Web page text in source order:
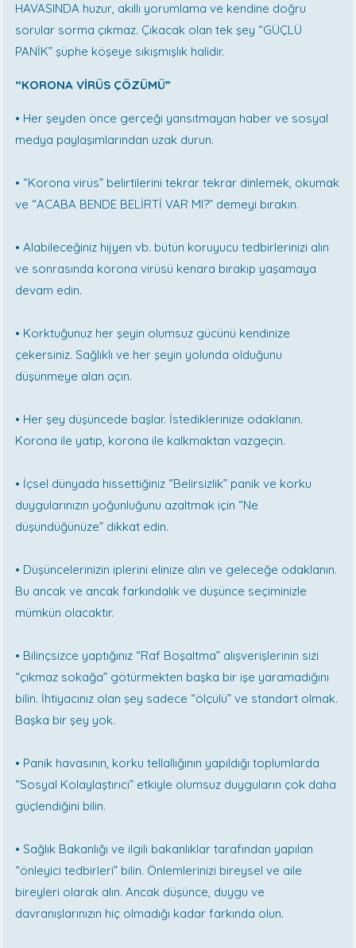
HAVASINDA huzur, akıllı yorumlama ve kendine doğru
sorular sorma çıkmaz. Çıkacak olan tek şey “GÜÇLÜ
PANİK” şüphe köşeye sıkışmışlık halidir.
“KORONA VİRÜS ÇÖZÜMÜ”
• Her şeyden önce gerçeği yansıtmayan haber ve sosyal
medya paylaşımlarından uzak durun.
• “Korona virüs” belirtilerini tekrar tekrar dinlemek, okumak
ve “ACABA BENDE BELİRTİ VAR MI?” demeyi bırakın.
• Alabileceğiniz hijyen vb. bütün koruyucu tedbirlerinizi alın
ve sonrasında korona virüsü kenara bırakıp yaşamaya
devam edin.
• Korktuğunuz her şeyin olumsuz gücünü kendinize
çekersiniz. Sağlıklı ve her şeyin yolunda olduğunu
düşünmeye alan açın.
• Her şey düşüncede başlar. İstediklerinize odaklanın.
Korona ile yatıp, korona ile kalkmaktan vazgeçin.
• İçsel dünyada hissettiğiniz “Belirsizlik” panik ve korku
duygularınızın yoğunluğunu azaltmak için “Ne
düşündüğünüze” dikkat edin.
• Düşüncelerinizin iplerini elinize alın ve geleceğe odaklanın.
Bu ancak ve ancak farkındalık ve düşünce seçiminizle
mümkün olacaktır.
• Bilinçsizce yaptığınız “Raf Boşaltma” alışverişlerinin sizi
“çıkmaz sokağa” götürmekten başka bir işe yaramadığını
bilin. İhtiyacınız olan şey sadece “ölçülü” ve standart olmak.
Başka bir şey yok.
• Panik havasının, korku tellallığının yapıldığı toplumlarda
“Sosyal Kolaylaştırıcı” etkiyle olumsuz duyguların çok daha
güçlendiğini bilin.
• Sağlık Bakanlığı ve ilgili bakanlıklar tarafından yapılan
“önleyici tedbirleri” bilin. Önlemlerinizi bireysel ve aile
bireyleri olarak alın. Ancak düşünce, duygu ve
davranışlarınızın hiç olmadığı kadar farkında olun.